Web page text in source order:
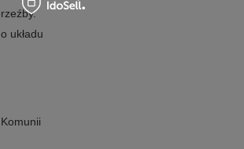
układu